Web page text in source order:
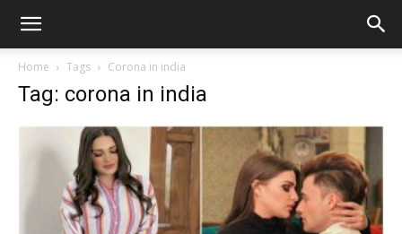
Home Tags Corona in india
Tag: corona in india